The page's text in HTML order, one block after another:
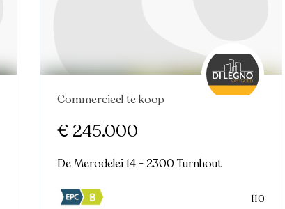
In optie Virtual tour
Commercieel te koop
€ 245.000
De Merodelei 14 - 2300 Turnhout
110